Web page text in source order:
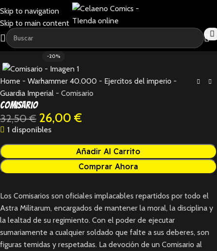
Skip to navigation
Skip to main content
-20%
Home - Warhammer 40.000 - Ejercitos del imperio -
Guardia Imperial - Comisario
Comisario
32,50€ 26,00 €
1 disponibles
Añadir Al Carrito
Comprar Ahora
Los Comisarios son oficiales implacables repartidos por todo el
Astra Militarum, encargados de mantener la moral, la disciplina y
la lealtad de su regimiento. Con el poder de ejecutar
sumariamente a cualquier soldado que falte a sus deberes, son
figuras temidas y respetadas. La devoción de un Comisario al